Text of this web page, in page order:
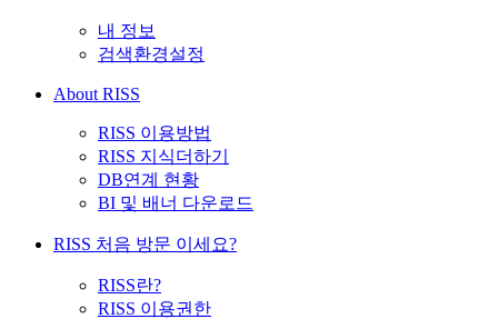
내 정보
검색환경설정
About RISS
RISS 이용방법
RISS 지식더하기
DB연계 현황
BI 및 배너 다운로드
RISS 처음 방문 이세요?
RISS란?
RISS 이용권한